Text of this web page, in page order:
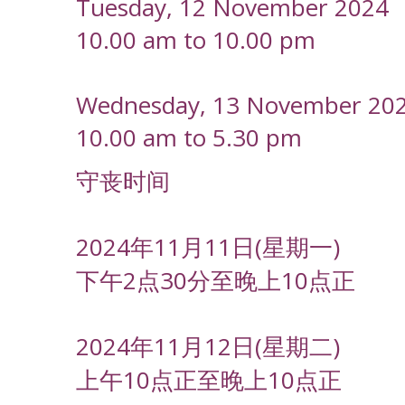
Tuesday, 12 November 2024
10.00 am to 10.00 pm
Wednesday, 13 November
10.00 am to 5.30 pm
守丧时间
2024年11月11日(星期一)
下午2点30分至晚上10点正
2024年11月12日(星期二)
上午10点正至晚上10点正